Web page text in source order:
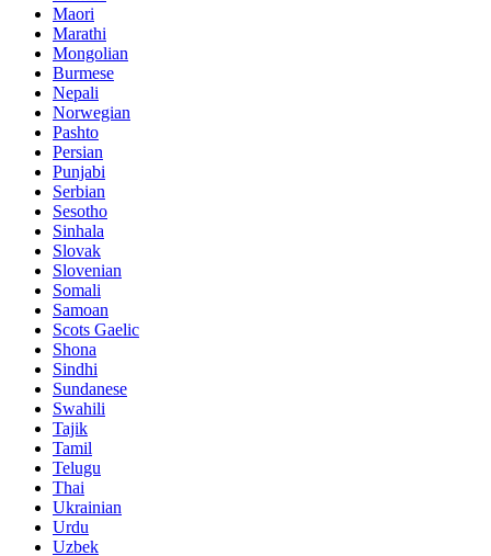
Maori
Marathi
Mongolian
Burmese
Nepali
Norwegian
Pashto
Persian
Punjabi
Serbian
Sesotho
Sinhala
Slovak
Slovenian
Somali
Samoan
Scots Gaelic
Shona
Sindhi
Sundanese
Swahili
Tajik
Tamil
Telugu
Thai
Ukrainian
Urdu
Uzbek